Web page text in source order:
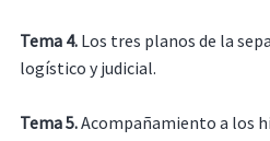
Tema 4. Los tres planos de la
logístico y judicial.
Tema 5.Acompañamiento a los